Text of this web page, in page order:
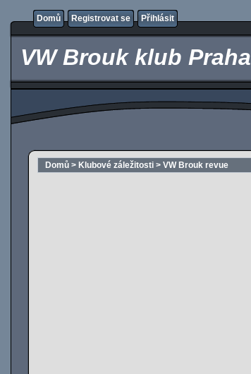
Domů Registrovat se Přihlásit
VW Brouk klub Praha
Domů > Klubové záležitosti > VW Brouk revue